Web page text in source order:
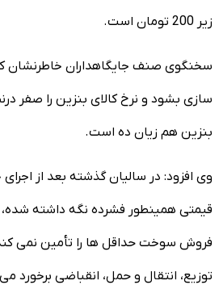
زیر 200 تومان است.
سخنگوی صنف جایگاهداران خاطرنشان
سازی بشود و نرخ کالای بنزین را صفر
بنزین هم زیان ده است.
قیمتی همینطور فشرده نگه داشته شده،
فروش سوخت حداقل ها را تأمین نمی
توزیع، انتقال و حمل، انقباضی برخورد